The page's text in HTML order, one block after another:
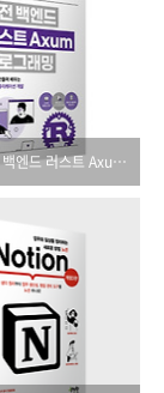
LUVIT♥ 실전 백엔드 러스트 Axum 프로그래밍